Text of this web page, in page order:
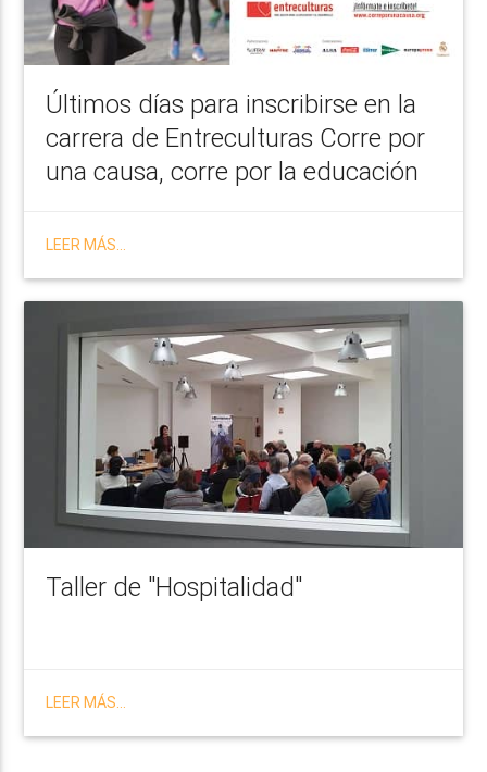
Últimos días para inscribirse en la
carrera de Entreculturas Corre por
una causa, corre por la educación
LEER MÁS...
Taller de "Hospitalidad"
LEER MÁS...